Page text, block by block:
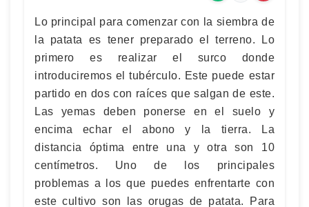
Lo principal para comenzar con la siembra de
la patata es tener preparado el terreno. Lo
primero es realizar el surco donde
introduciremos el tubérculo. Este puede estar
partido en dos con raíces que salgan de este.
Las yemas deben ponerse en el suelo y
encima echar el abono y la tierra. La
distancia óptima entre una y otra son 10
centímetros. Uno de los principales
problemas a los que puedes enfrentarte con
este cultivo son las orugas de patata. Para